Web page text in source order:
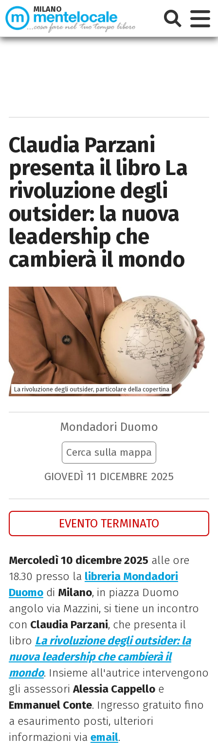
Claudia Parzani
presenta il libro La
rivoluzione degli
outsider: la nuova
leadership che
cambierà il mondo
La rivoluzione degli outsider, particolare della copertina
Mondadori Duomo
Cerca sulla mappa
GIOVEDÌ 11 DICEMBRE 2025
EVENTO TERMINATO
Mercoledì 10 dicembre 2025 alle ore
18.30 presso la libreria Mondadori
Duomodi Milano, in piazza Duomo
angolo via Mazzini, si tiene un incontro
con Claudia Parzani, che presenta il
libro La rivoluzione degli outsider: la
nuova leadership che cambierà il
mondo. Insieme all'autrice intervengono
gli assessoriAlessia Cappelloe
Emmanuel Conte. Ingresso gratuito fino
a esaurimento posti, ulteriori
informazioni via email.
MILANO